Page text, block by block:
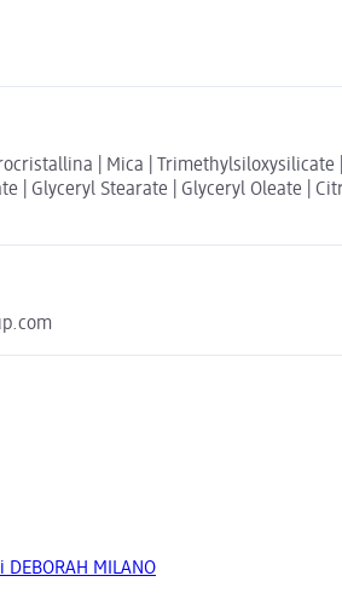
| Mica |
Glyceryl Stearate | Glyceryl Oleate |
MILANO